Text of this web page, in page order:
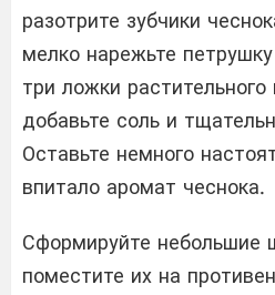
разотрите зубчики
мелко нарежьте
три ложки
добавьте соль и
Оставьте немного
впитало аромат чеснока.
Сформируйте небольшие
поместите их на